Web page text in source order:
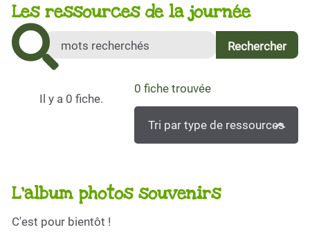
Les ressources de la journée
0 fiche trouvée
Tri par type de ressources
Il y a 0 fiche.
L'album photos souvenirs
C'est pour bientôt !